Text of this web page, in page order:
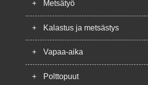
+ Metsätyö
+ Kalastus ja metsästys
+ Vapaa-aika
+ Polttopuut